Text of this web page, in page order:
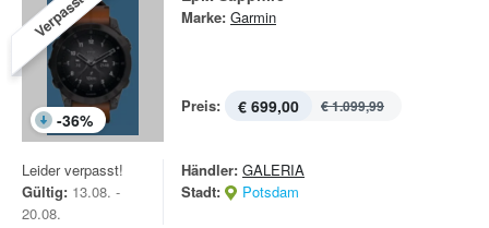
Verpasst!
-36%
Marke: Garmin
Preis: € 699,00 € 1.099,99
Leider verpasst!
Gültig: 13.08. -
20.08.
Händler: GALERIA
Stadt:
Potsdam